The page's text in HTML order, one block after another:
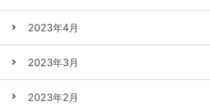
2023年4月
2023年3月
2023年2月